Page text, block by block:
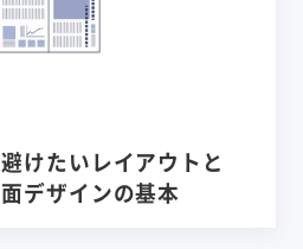
けたいレイアウトと
デザインの基本